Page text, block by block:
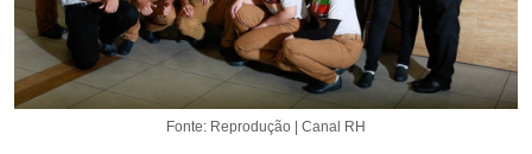
Fonte: Reprodução | Canal RH